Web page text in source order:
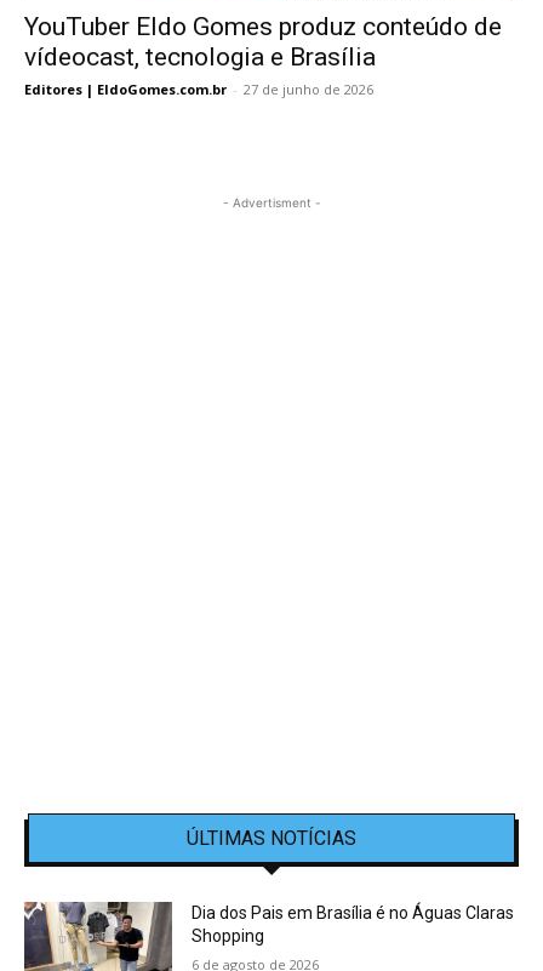
YouTuber Eldo Gomes produz conteúdo de
vídeocast, tecnologia e Brasília
Editores | EldoGomes.com.br - 27 de junho de 2026
- Advertisment -
ÚLTIMAS NOTÍCIAS
Dia dos Pais em Brasília é no Águas Claras
Shopping
6 de agosto de 2026